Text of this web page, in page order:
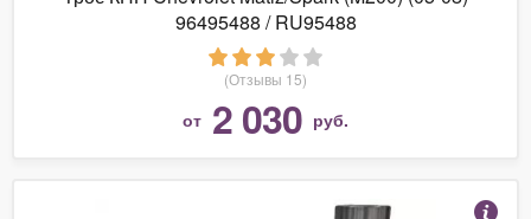
96495488 / RU95488
(Отзывы 15)
от 2 030 руб.